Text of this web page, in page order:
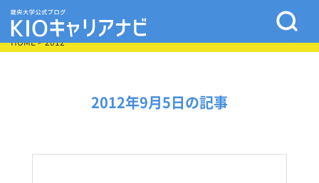
HOME> 2012
2012年9月5日の記事